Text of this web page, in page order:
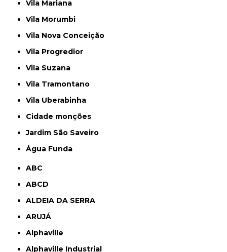
Vila Mariana
Vila Morumbi
Vila Nova Conceição
Vila Progredior
Vila Suzana
Vila Tramontano
Vila Uberabinha
cidade monções
jardim São Saveiro
Água Funda
ABC
ABCD
ALDEIA DA SERRA
ARUJÁ
Alphaville
Alphaville Industrial